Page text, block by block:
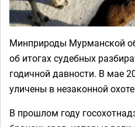
Минприроды Мурманской
об итогах судебных
годичной давности. В мае
уличены в незаконной
В прошлом году